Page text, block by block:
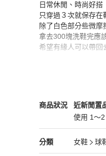
關於《低價出售》
日常休閒、時尚好搭
只穿過３次就保存在
除了白色部分些微摩
拿去300塊洗鞋完應
希望有緣人可以帶回
#stellamccartney #
商品狀況
Stella McCartney女
近新閒置
使用 1～
近新閒置
分類
Stella McCartney 女
女鞋
球
女鞋/球鞋